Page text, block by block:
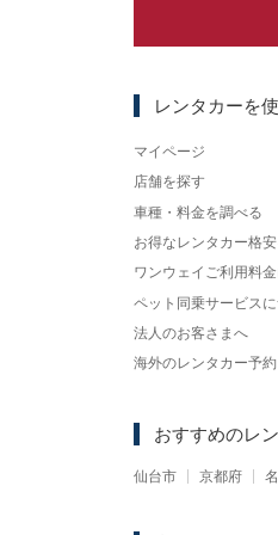
レンタカーを
マイページ
店舗を探す
車種・料金を調べる
お得なレンタカー格
ワンウェイご利用料
ペット同乗サービス
法人のお客さまへ
海外のレンタカー予約
おすすめのレ
仙台市 京都府